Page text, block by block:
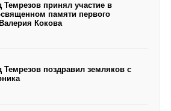
принял участие в
памяти первого
Кокова
поздравил земляков с